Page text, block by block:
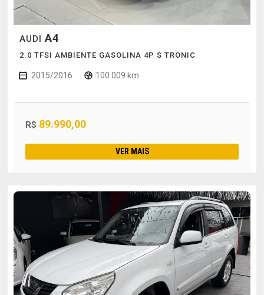
AUDIA4
2.0 TFSI AMBIENTE GASOLINA 4P S TRONIC
2015/2016 100.009 km
R$ 89.990,00
VER MAIS